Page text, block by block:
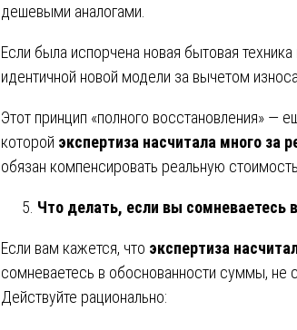
дешевыми аналогами.
Если была испорчена новая бытовая
идентичной новой модели за вычетом
Этот принцип «полного восстановления» —
которой экспертиза насчитала много за
обязан компенсировать реальную
Что делать, если вы сомневаетесь
Если вам кажется, что экспертиза
сомневаетесь в обоснованности суммы, не
Действуйте рационально: